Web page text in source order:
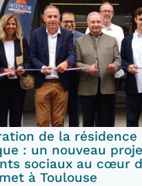
de la résidence
: un nouveau
sociaux au cœur
à Toulouse